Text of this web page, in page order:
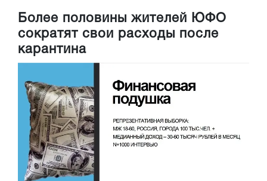
Более половины жителей ЮФО
сократят свои расходы после
карантина